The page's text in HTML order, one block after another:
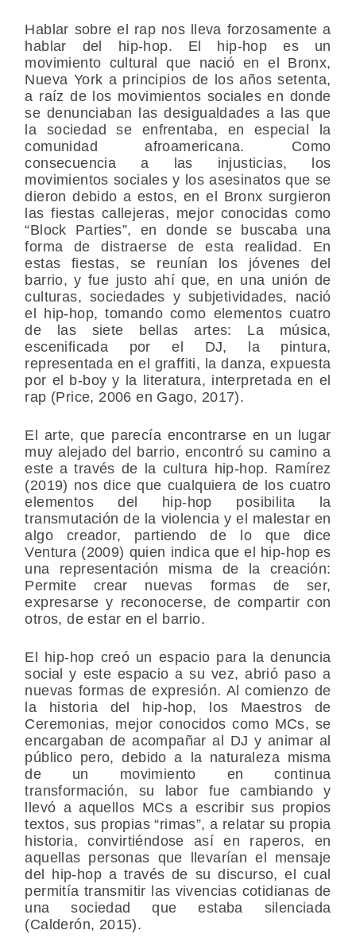
Hablar sobre el rap nos lleva forzosamente a
hablar del hip-hop. El hip-hop es un
movimiento cultural que nació en el Bronx,
Nueva York a principios de los años setenta,
a raíz de los movimientos sociales en donde
se denunciaban las desigualdades a las que
la sociedad se enfrentaba, en especial la
comunidad afroamericana. Como
consecuencia a las injusticias, los
movimientos sociales y los asesinatos que se
dieron debido a estos, en el Bronx surgieron
las fiestas callejeras, mejor conocidas como
“Block Parties”, en donde se buscaba una
forma de distraerse de esta realidad. En
estas fiestas, se reunían los jóvenes del
barrio, y fue justo ahí que, en una unión de
culturas, sociedades y subjetividades, nació
el hip-hop, tomando como elementos cuatro
de las siete bellas artes: La música,
escenificada por el DJ, la pintura,
representada en el graffiti, la danza, expuesta
por el b-boy y la literatura, interpretada en el
rap (Price, 2006 en Gago, 2017).
El arte, que parecía encontrarse en un lugar
muy alejado del barrio, encontró su camino a
este a través de la cultura hip-hop. Ramírez
(2019) nos dice que cualquiera de los cuatro
elementos del hip-hop posibilita la
transmutación de la violencia y el malestar en
algo creador, partiendo de lo que dice
Ventura (2009) quien indica que el hip-hop es
una representación misma de la creación:
Permite crear nuevas formas de ser,
expresarse y reconocerse, de compartir con
otros, de estar en el barrio.
El hip-hop creó un espacio para la denuncia
social y este espacio a su vez, abrió paso a
nuevas formas de expresión. Al comienzo de
la historia del hip-hop, los Maestros de
Ceremonias, mejor conocidos como MCs, se
encargaban de acompañar al DJ y animar al
público pero, debido a la naturaleza misma
de un movimiento en continua
transformación, su labor fue cambiando y
llevó a aquellos MCs a escribir sus propios
textos, sus propias “rimas”, a relatar su propia
historia, convirtiéndose así en raperos, en
aquellas personas que llevarían el mensaje
del hip-hop a través de su discurso, el cual
permitía transmitir las vivencias cotidianas de
una sociedad que estaba silenciada
(Calderón, 2015).